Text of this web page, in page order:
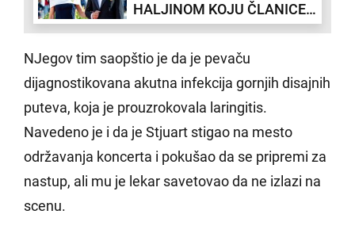
HALJINOM KOJU ČLANICE
KRALJEVSKIH PORODICA
OBOŽAVAJU: Kejt i Megan
su joj definitivno bile
inspiracija!
NJegov tim saopštio je da je pevaču
dijagnostikovana akutna infekcija gornjih disajnih
puteva, koja je prouzrokovala laringitis.
Navedeno je i da je Stjuart stigao na mesto
održavanja koncerta i pokušao da se pripremi za
nastup, ali mu je lekar savetovao da ne izlazi na
scenu.